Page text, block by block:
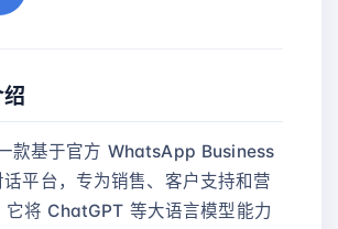
款基于官方 WhatsApp Business
平台，专为销售、客户支持和营
它将 ChatGPT 等大语言模型能力